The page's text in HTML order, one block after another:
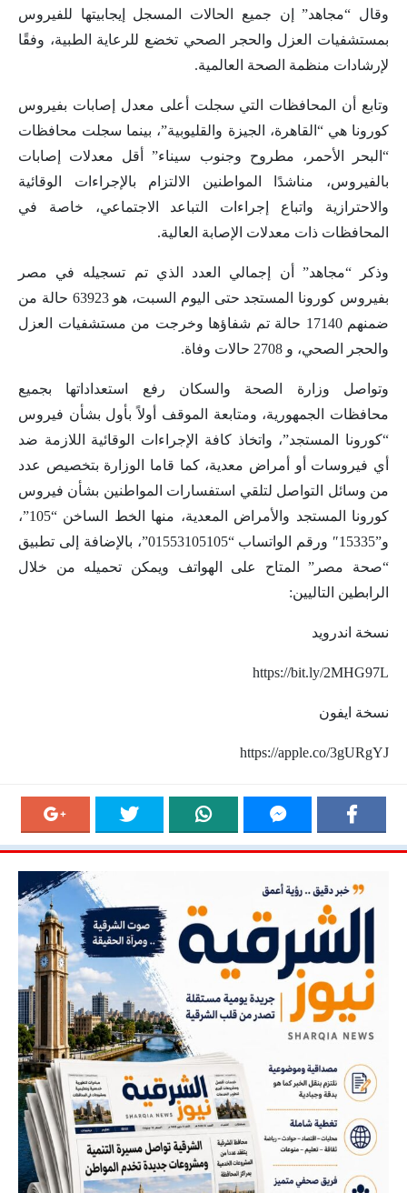
وقال “مجاهد” إن جميع الحالات المسجل إيجابيتها للفيروس
بمستشفيات العزل والحجر الصحي تخضع للرعاية الطبية، وفقًا
لإرشادات منظمة الصحة العالمية.
وتابع أن المحافظات التي سجلت أعلى معدل إصابات بفيروس
كورونا هي “القاهرة، الجيزة والقليوبية”، بينما سجلت محافظات
“البحر الأحمر، مطروح وجنوب سيناء” أقل معدلات إصابات
بالفيروس، مناشدًا المواطنين الالتزام بالإجراءات الوقائية
والاحترازية واتباع إجراءات التباعد الاجتماعي، خاصة في
المحافظات ذات معدلات الإصابة العالية.
وذكر “مجاهد” أن إجمالي العدد الذي تم تسجيله في مصر
بفيروس كورونا المستجد حتى اليوم السبت، هو 63923 حالة من
ضمنهم 17140 حالة تم شفاؤها وخرجت من مستشفيات العزل
والحجر الصحي، و 2708 حالات وفاة.
وتواصل وزارة الصحة والسكان رفع استعداداتها بجميع
محافظات الجمهورية، ومتابعة الموقف أولاً بأول بشأن فيروس
“كورونا المستجد”، واتخاذ كافة الإجراءات الوقائية اللازمة ضد
أي فيروسات أو أمراض معدية، كما قاما الوزارة بتخصيص عدد
من وسائل التواصل لتلقي استفسارات المواطنين بشأن فيروس
كورونا المستجد والأمراض المعدية، منها الخط الساخن “105”،
و”15335″ ورقم الواتساب “01553105105”، بالإضافة إلى تطبيق
“صحة مصر” المتاح على الهواتف ويمكن تحميله من خلال
الرابطين التاليين:
نسخة اندرويد
https://bit.ly/2MHG97L
نسخة ايفون
https://apple.co/3gURgYJ